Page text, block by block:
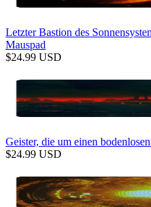
Letzter Bastion des
Mauspad
$24.99 USD
Geister, die um einen
$24.99 USD